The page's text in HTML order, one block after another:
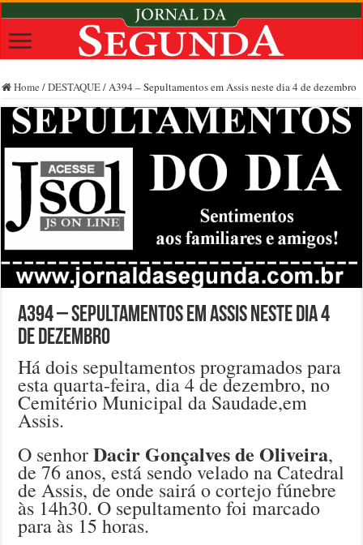
Home /DESTAQUE/A394 – Sepultamentos em Assis neste dia 4 de dezembro
A394 – Sepultamentos em Assis neste dia 4
de dezembro
Há dois sepultamentos programados para
esta quarta-feira, dia 4 de dezembro, no
Cemitério Municipal da Saudade,em
Assis.
O senhorDacir Gonçalves de Oliveira,
de 76 anos, está sendo velado na Catedral
de Assis, de onde sairá o cortejo fúnebre
às 14h30. O sepultamento foi marcado
para às 15 horas.